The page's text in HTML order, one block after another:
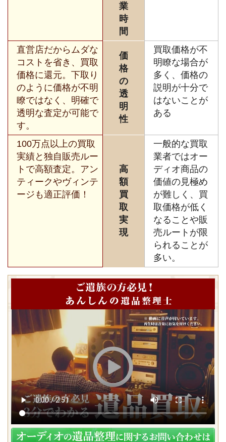
業
時
間
直営店だからムダな
コストを省き、買取
価格に還元。下取り
のように価格が不明
瞭ではなく、明確で
透明な査定が可能で
す。
価
格
の
透
明
性
買取価格が不
明瞭な場合が
多く、価格の
説明が十分で
はないことが
ある
100万点以上の買取
実績と独自販売ルー
トで高額査定。アン
ティークやヴィンテ
ージも適正評価！
高
額
買
取
実
現
一般的な買取
業者ではオー
ディオ商品の
価値の見極め
が難しく、買
取価格が低く
なることや販
売ルートが限
られることが
多い。